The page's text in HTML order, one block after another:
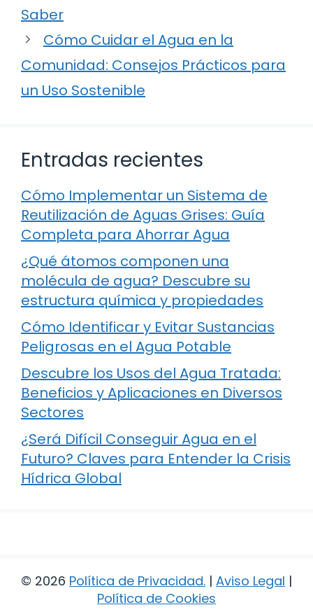
Saber
Cómo Cuidar el Agua en la
Comunidad: Consejos Prácticos para
un Uso Sostenible
Entradas recientes
Cómo Implementar un Sistema de
Reutilización de Aguas Grises: Guía
Completa para Ahorrar Agua
¿Qué átomos componen una
molécula de agua? Descubre su
estructura química y propiedades
Cómo Identificar y Evitar Sustancias
Peligrosas en el Agua Potable
Descubre los Usos del Agua Tratada:
Beneficios y Aplicaciones en Diversos
Sectores
¿Será Difícil Conseguir Agua en el
Futuro? Claves para Entender la Crisis
Hídrica Global
© 2026 Política de Privacidad. | Aviso Legal |
Política de Cookies